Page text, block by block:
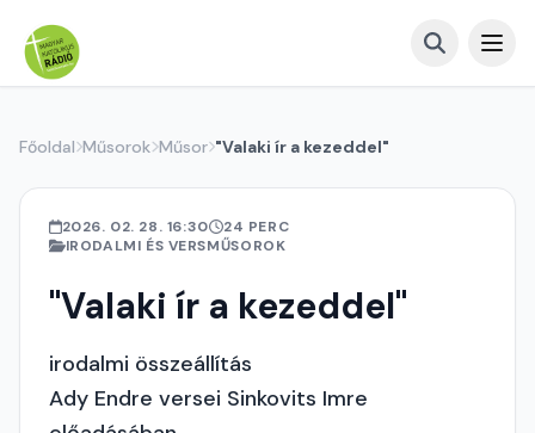
Főoldal Műsorok Műsor "Valaki ír a kezeddel"
2026. 02. 28. 16:30
24 PERC
IRODALMI ÉS VERSMŰSOROK
"Valaki ír a kezeddel"
irodalmi összeállítás
Ady Endre versei Sinkovits Imre